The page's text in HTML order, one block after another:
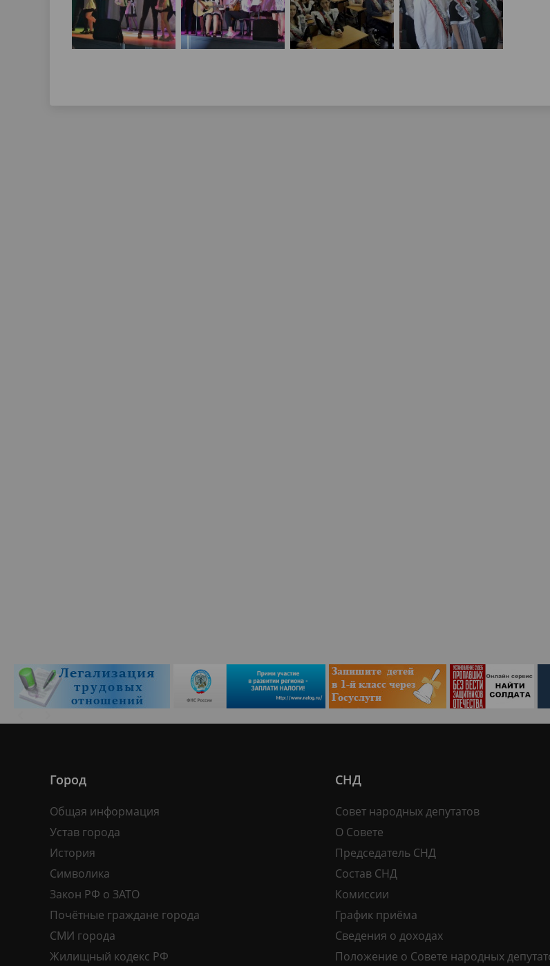
Город
Общая информация
Устав города
История
Символика
Закон РФ о ЗАТО
Почётные граждане города
СМИ города
Жилищный кодекс РФ
СНД
Совет народных депутатов
О Совете
Председатель СНД
Состав СНД
Комиссии
График приёма
Сведения о доходах
Положение о Совете народных